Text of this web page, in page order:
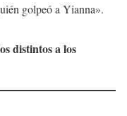
golpeó a Yianna».
distintos a los